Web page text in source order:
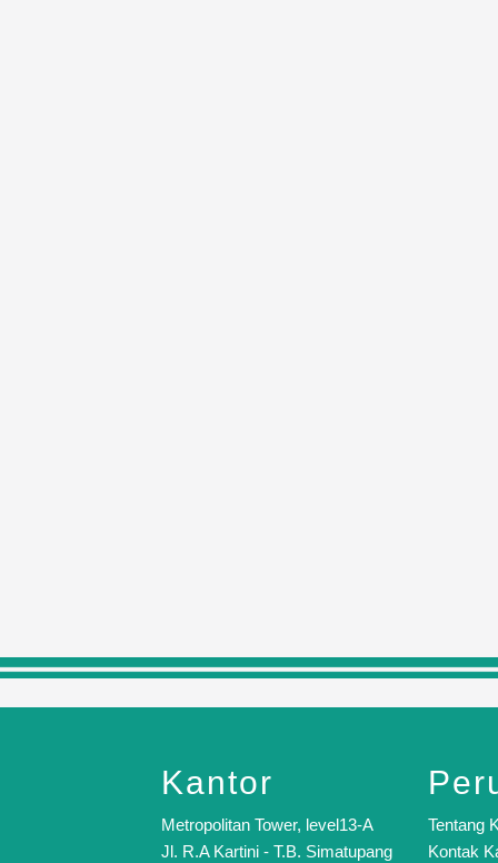
Kantor
Metropolitan Tower, level13-A
Jl. R.A Kartini - T.B. Simatupang
Tentang
Kontak